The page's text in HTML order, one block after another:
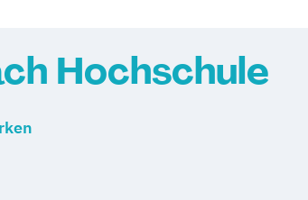
Hochschule